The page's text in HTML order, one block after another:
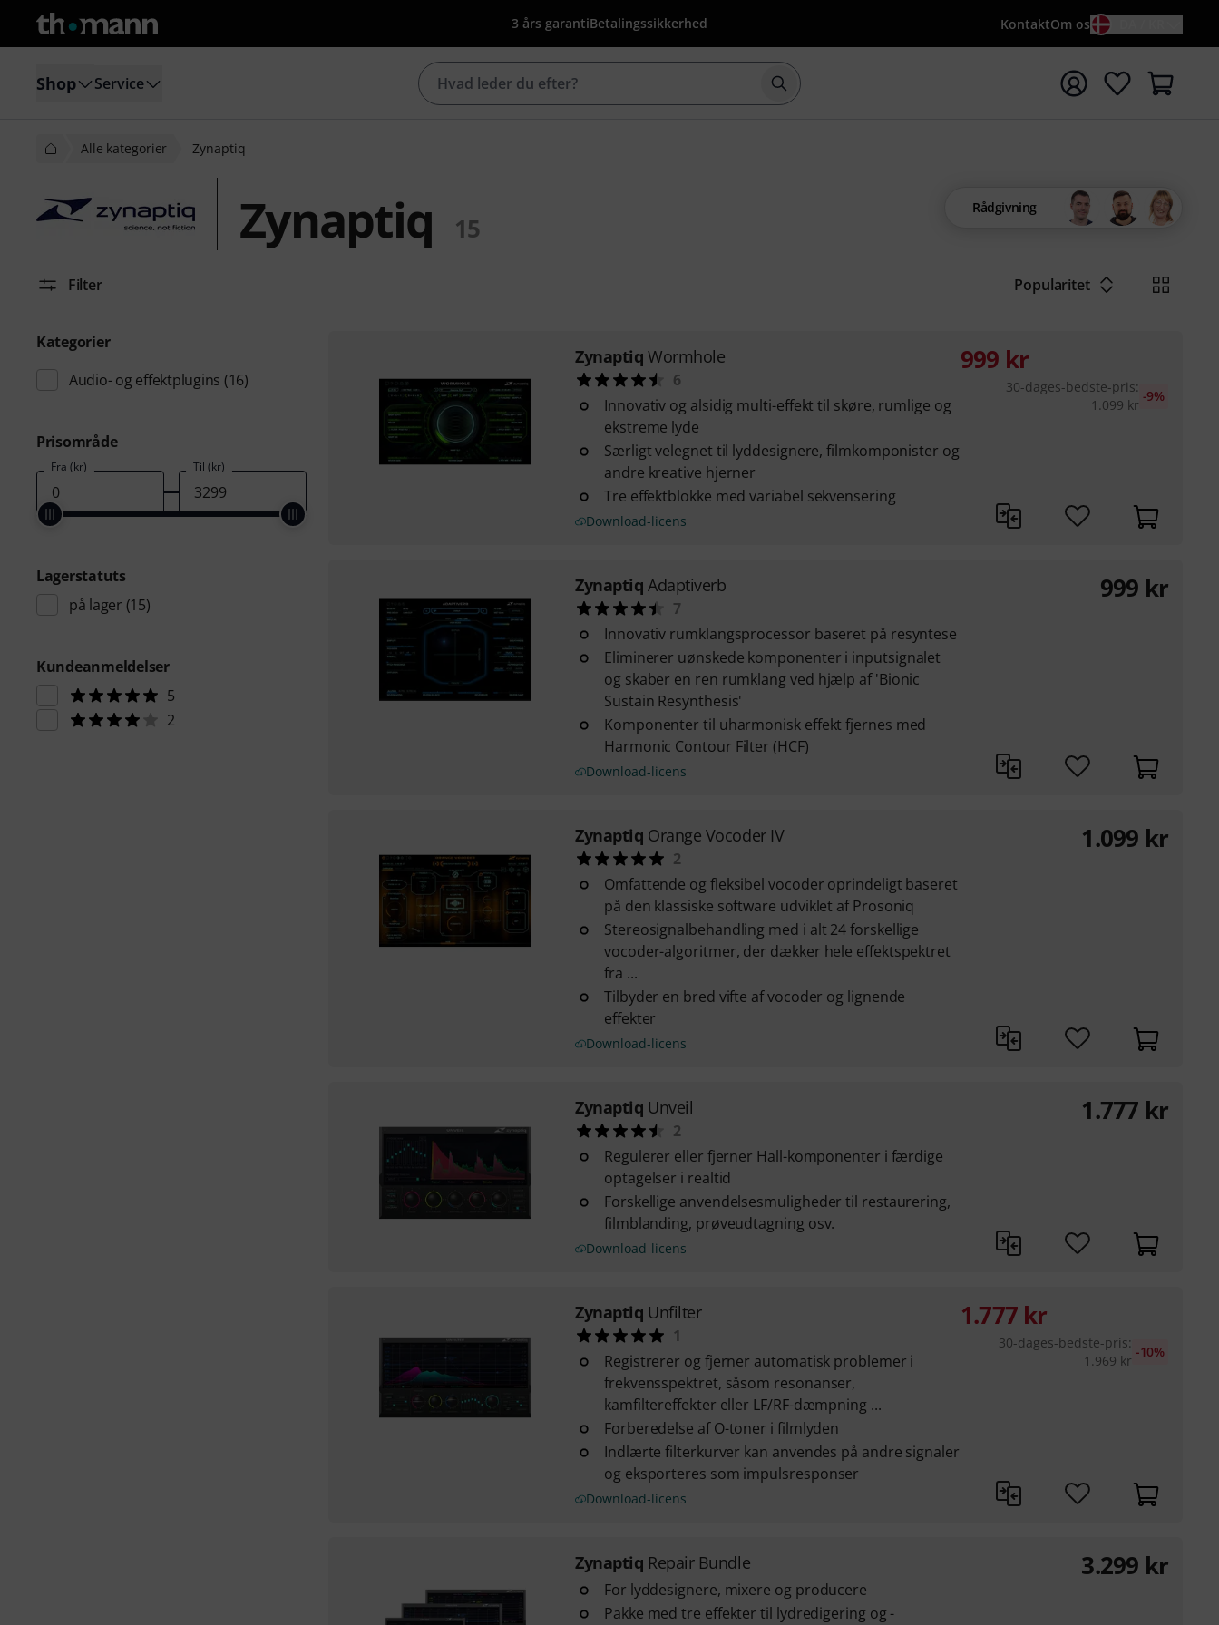
3 års garantiBetalingssikkerhed KontaktOm os
Shop Service Start søgning med søgeord {searchTerm}
Alle kategorier Zynaptiq
Zynaptiq 15
Rådgivning
Filter Popularitet
Kategorier
Audio- og effektplugins (16)
Prisområde
Fra (kr) Til (kr)
Lagerstatuts
på lager (15)
Kundeanmeldelser
5
2
Zynaptiq Wormhole
6
Innovativ og alsidig multi-effekt til skøre, rumlige og
ekstreme lyde
Særligt velegnet til lyddesignere, filmkomponister og
andre kreative hjerner
Tre effektblokke med variabel sekvensering
Download-licens
999 kr
30-dages-bedste-pris:
1.099 kr
-9%
Zynaptiq Adaptiverb
7
Innovativ rumklangsprocessor baseret på resyntese
Eliminerer uønskede komponenter i inputsignalet
og skaber en ren rumklang ved hjælp af 'Bionic
Sustain Resynthesis'
Komponenter til uharmonisk effekt fjernes med
Harmonic Contour Filter (HCF)
Download-licens
999 kr
Zynaptiq Orange Vocoder IV
2
Omfattende og fleksibel vocoder oprindeligt baseret
på den klassiske software udviklet af Prosoniq
Stereosignalbehandling med i alt 24 forskellige
vocoder-algoritmer, der dækker hele effektspektret
fra ...
Tilbyder en bred vifte af vocoder og lignende
effekter
Download-licens
1.099 kr
Zynaptiq Unveil
2
Regulerer eller fjerner Hall-komponenter i færdige
optagelser i realtid
Forskellige anvendelsesmuligheder til restaurering,
filmblanding, prøveudtagning osv.
Download-licens
1.777 kr
Zynaptiq Unfilter
1
Registrerer og fjerner automatisk problemer i
frekvensspektret, såsom resonanser,
kamfiltereffekter eller LF/RF-dæmpning ...
Forberedelse af O-toner i filmlyden
Indlærte filterkurver kan anvendes på andre signaler
og eksporteres som impulsresponser
Download-licens
1.777 kr
30-dages-bedste-pris:
1.969 kr
-10%
Zynaptiq Repair Bundle
For lyddesignere, mixere og producere
Pakke med tre effekter til lydredigering og -
3.299 kr